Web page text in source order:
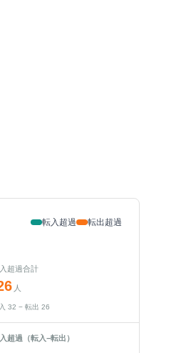
転入超過 転出超過
超過合計
人
32 − 転出 26
超過（転入−転出）